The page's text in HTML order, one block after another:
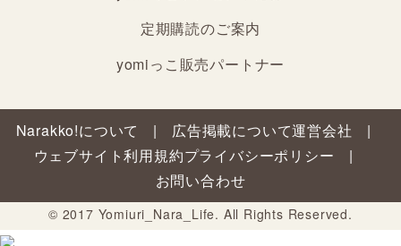
定期購読のご案内
yomiっこ販売パートナー
Narakko!について 広告掲載について運営会社
ウェブサイト利用規約プライバシーポリシー
お問い合わせ
© 2017 Yomiuri_Nara_Life. All Rights Reserved.